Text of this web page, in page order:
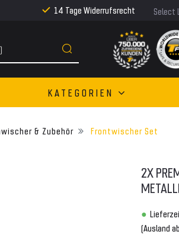
14 Tage Widerrufsrecht Select
KATEGORIEN
& Zubehör Frontwischer Set
2X
(Ausland